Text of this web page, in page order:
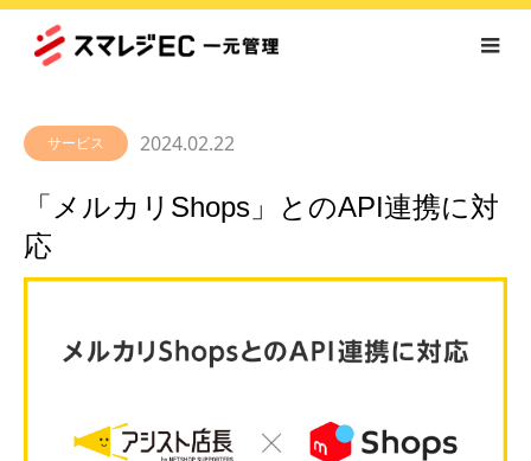
サービス 2024.02.22
「メルカリShops」とのAPI連携に対
応